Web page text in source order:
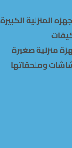
المنزلية الكبيرة
منزلية صغيرة
وملحقاتها